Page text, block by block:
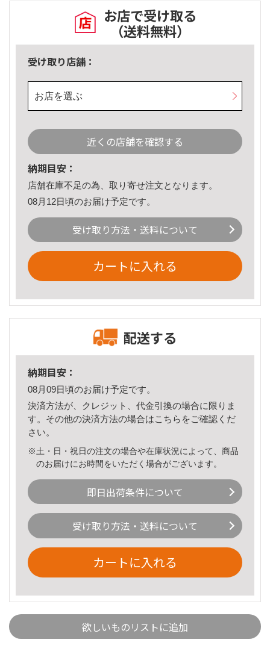
お店で受け取る
（送料無料）
受け取り店舗：
お店を選ぶ
近くの店舗を確認する
納期目安：
店舗在庫不足の為、取り寄せ注文となります。
08月12日頃のお届け予定です。
受け取り方法・送料について
カートに入れる
配送する
納期目安：
08月09日頃のお届け予定です。
決済方法が、クレジット、代金引換の場合に限りま
す。その他の決済方法の場合はこちら をご確認くだ
さい。
※土・日・祝日の注文の場合や在庫状況によって、商品
のお届けにお時間をいただく場合がございます。
即日出荷条件について
受け取り方法・送料について
カートに入れる
欲しいものリストに追加